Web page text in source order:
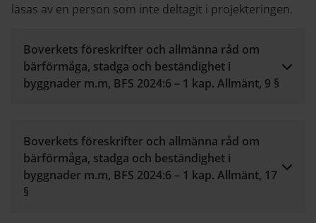
läsas av en person som inte deltagit i projekteringen.
Boverkets föreskrifter och allmänna råd om
bärförmåga, stadga och beständighet i
byggnader m.m, BFS 2024:6 – 1 kap. Allmänt, 9 §
Boverkets föreskrifter och allmänna råd om
bärförmåga, stadga och beständighet i
byggnader m.m, BFS 2024:6 – 1 kap. Allmänt, 17
§